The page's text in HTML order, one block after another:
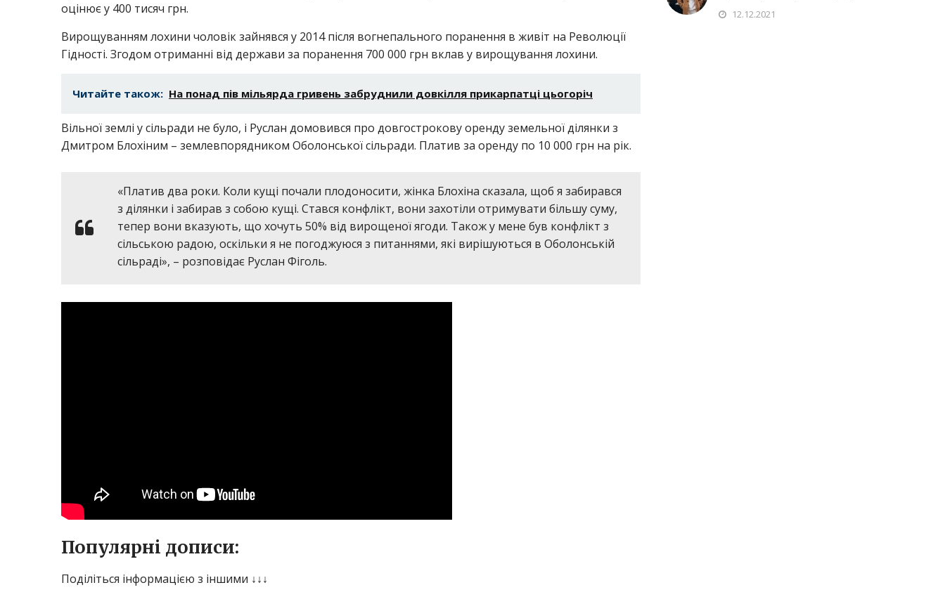
оцінює у 400 тисяч грн.
Вирощуванням лохини чоловік зайнявся у 2014 після вогнепального поранення в живіт на Революції
Гідності. Згодом отриманні від держави за поранення 700 000 грн вклав у вирощування лохини.
Читайте також: На понад пів мільярда гривень забруднили довкілля прикарпатці цьогоріч
Вільної землі у сільради не було, і Руслан домовився про довгострокову оренду земельної ділянки з
Дмитром Блохіним – землевпорядником Оболонської сільради. Платив за оренду по 10 000 грн на рік.
«Платив два роки. Коли кущі почали плодоносити, жінка Блохіна сказала, щоб я забирався
з ділянки і забирав з собою кущі. Стався конфлікт, вони захотіли отримувати більшу суму,
тепер вони вказують, що хочуть 50% від вирощеної ягоди. Також у мене був конфлікт з
сільською радою, оскільки я не погоджуюся з питаннями, які вирішуються в Оболонській
сільраді», – розповідає Руслан Фіголь.
Популярні дописи:
Поділіться інформацією з іншими ↓↓↓
12.12.2021